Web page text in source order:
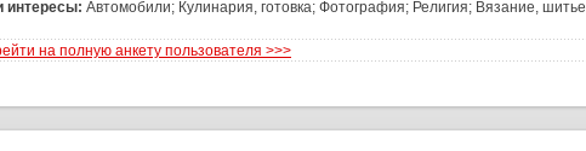
интересы: Автомобили; Кулинария, готовка; Фотография; Религия; Вязание, шитье
на полную анкету пользователя >>>